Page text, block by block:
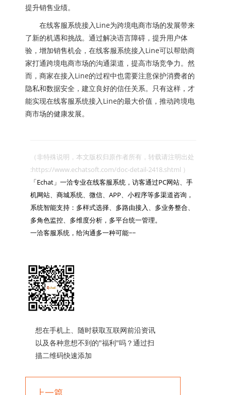
提升销售业绩。
在线客服系统接入Line为跨境电商市场的发展带来
了新的机遇和挑战。通过解决语言障碍，提升用户体
验，增加销售机会，在线客服系统接入Line可以帮助商
家打通跨境电商市场的沟通渠道，提高市场竞争力。然
而，商家在接入Line的过程中也需要注意保护消费者的
隐私和数据安全，建立良好的信任关系。只有这样，才
能实现在线客服系统接入Line的最大价值，推动跨境电
商市场的健康发展。
（非特殊说明，本文版权归原作者所有，转载请注明出处
:https://www.echatsoft.com/doc-detail-2418.shtml ）
「Echat」一洽专业在线客服系统，访客通过PC网站、手
机网站、商城系统、微信、APP、小程序等多渠道咨询，
系统智能支持：多样式选择、多路由接入、多业务整合、
多角色监控、多维度分析，多平台统一管理。
一洽客服系统，给沟通多一种可能~~
想在手机上、随时获取互联网前沿资讯
以及各种意想不到的"福利"吗？通过扫
描二维码快速添加
上一篇